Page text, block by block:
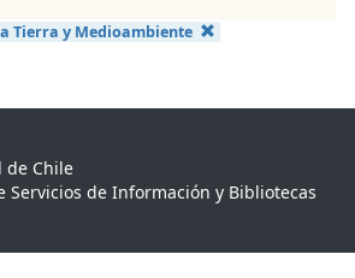
Tierra y Medioambiente
de Chile
Servicios de Información y Bibliotecas